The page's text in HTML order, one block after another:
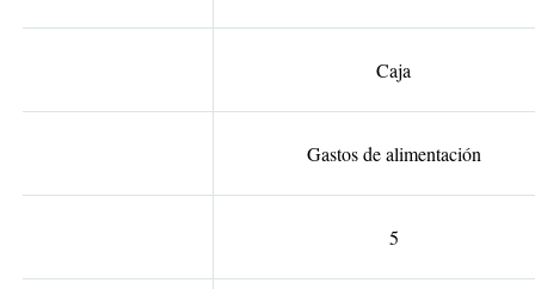
Caja
Gastos de alimentación
5